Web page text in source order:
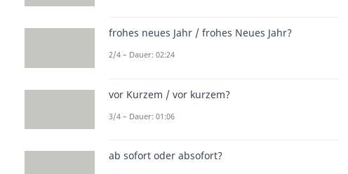
frohes neues Jahr / frohes Neues Jahr?
2/4 – Dauer: 02:24
vor Kurzem / vor kurzem?
3/4 – Dauer: 01:06
ab sofort oder absofort?